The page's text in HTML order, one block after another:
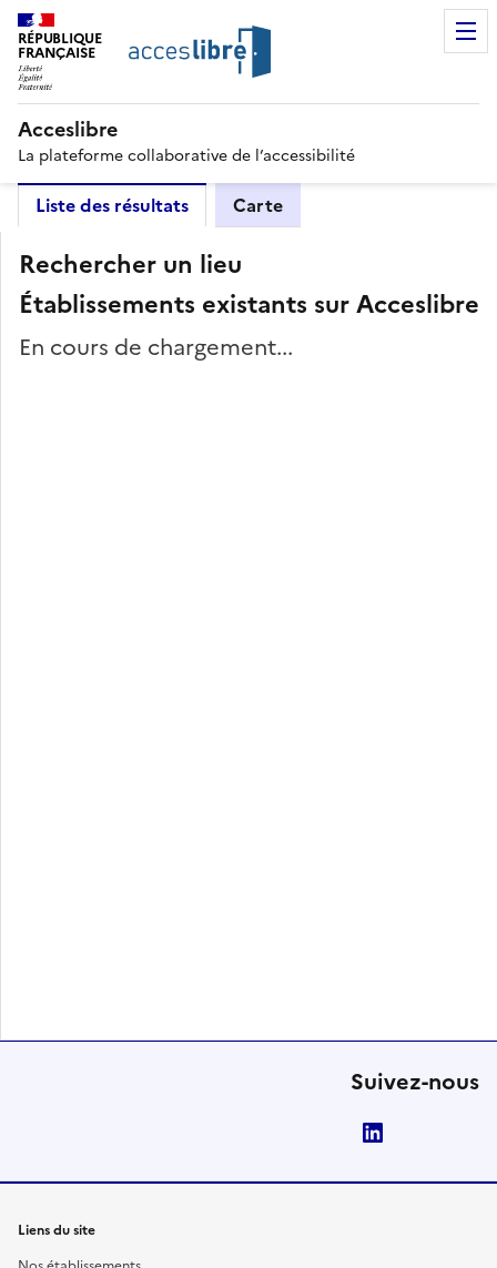
RÉPUBLIQUE
FRANÇAISE
Acceslibre
La plateforme collaborative de l’accessibilité
Liste des résultats Carte
Rechercher un lieu
Établissements existants sur Acceslibre
En cours de chargement...
Suivez-nous
Liens du site